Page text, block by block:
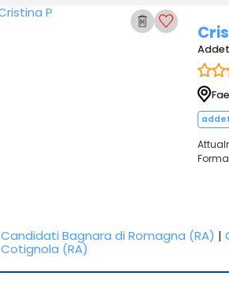
Candidati Bagnara di Romagna (RA) |
Cotignola (RA)